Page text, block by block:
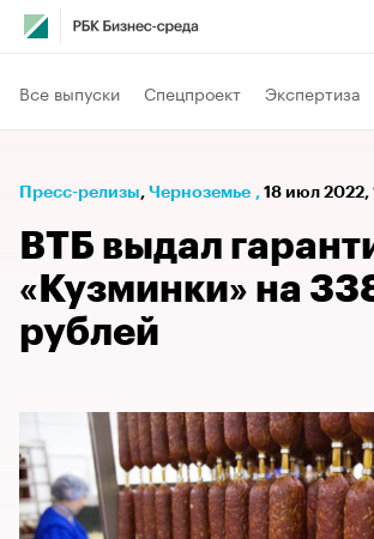
Все выпуски Спецпроект Экспертиза
Пресс-релизы⁠, Черноземье , 18 июл 2022,
ВТБ выдал
«Кузминки» на
рублей